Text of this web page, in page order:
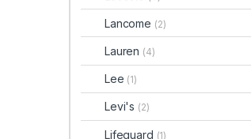
Lancome (2)
Lauren (4)
Lee (1)
Levi's (2)
Lifeguard (1)